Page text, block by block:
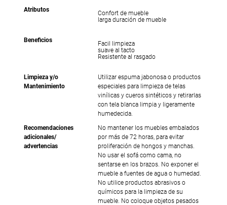
Atributos
Confort de mueble
larga duración de mueble
Beneficios
Facil limpieza
suave al tacto
Resistente al rasgado
Limpieza y/o
Mantenimiento
Utilizar espuma jabonosa o productos
especiales para limpieza de telas
vinílicas y cueros sintéticos y retirarlas
con tela blanca limpia y ligeramente
humedecida.
Recomendaciones
adicionales/
advertencias
No mantener los muebles embalados
por más de 72 horas, para evitar
proliferación de hongos y manchas.
No usar el sofá como cama, no
sentarse en los brazos. No exponer el
mueble a fuentes de agua o humedad.
No utilice productos abrasivos o
químicos para la limpieza de su
mueble. No coloque objetos pesados